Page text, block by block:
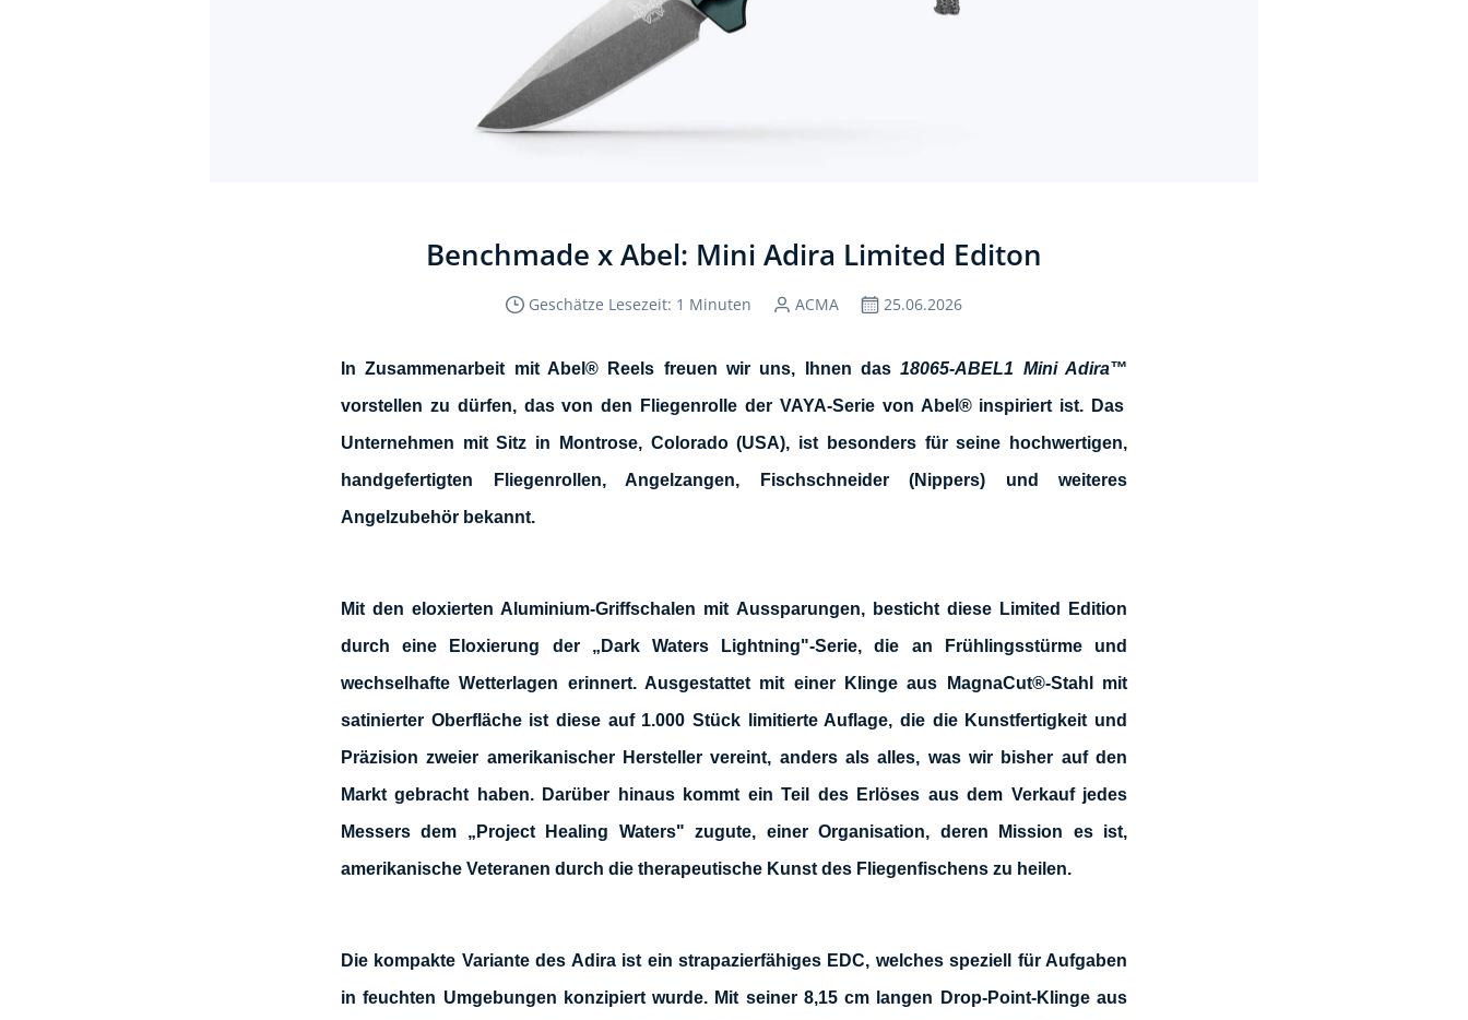
Benchmade x Abel: Mini Adira Limited Editon
Geschätze Lesezeit: 1 Minuten ACMA 25.06.2026
In Zusammenarbeit mit Abel® Reels freuen wir uns, Ihnen das18065-ABEL1 Mini Adira™
vorstellen zu dürfen, das von den Fliegenrolle der VAYA-Serie von Abel® inspiriert ist. Das
Unternehmen mit Sitz in Montrose, Colorado (USA), ist besonders für seine hochwertigen,
handgefertigten Fliegenrollen, Angelzangen, Fischschneider (Nippers) und weiteres
Angelzubehör bekannt.
Mit den eloxierten Aluminium-Griffschalen mit Aussparungen, besticht diese Limited Edition
durch eine Eloxierung der „Dark Waters Lightning"-Serie, die an Frühlingsstürme und
wechselhafte Wetterlagen erinnert. Ausgestattet mit einer Klinge aus MagnaCut®-Stahl mit
satinierter Oberfläche ist diese auf 1.000 Stück limitierte Auflage, die die Kunstfertigkeit und
Präzision zweier amerikanischer Hersteller vereint, anders als alles, was wir bisher auf den
Markt gebracht haben. Darüber hinaus kommt ein Teil des Erlöses aus dem Verkauf jedes
Messers dem „Project Healing Waters" zugute, einer Organisation, deren Mission es ist,
amerikanische Veteranen durch die therapeutische Kunst des Fliegenfischens zu heilen.
Die kompakte Variante des Adira ist ein strapazierfähiges EDC, welches speziell für Aufgaben
in feuchten Umgebungen konzipiert wurde. Mit seiner 8,15 cm langen Drop-Point-Klinge aus